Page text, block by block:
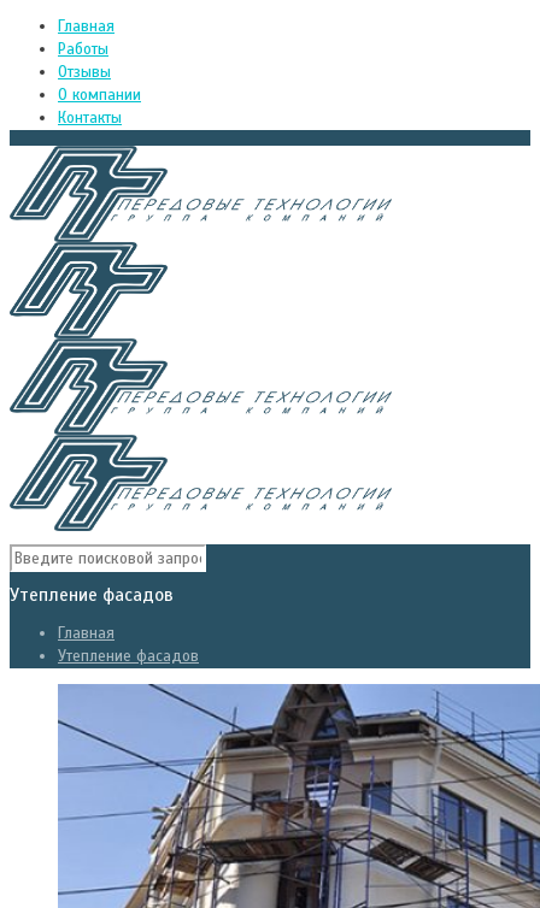
Главная
Работы
Отзывы
О компании
Контакты
Утепление фасадов
Главная
Утепление фасадов